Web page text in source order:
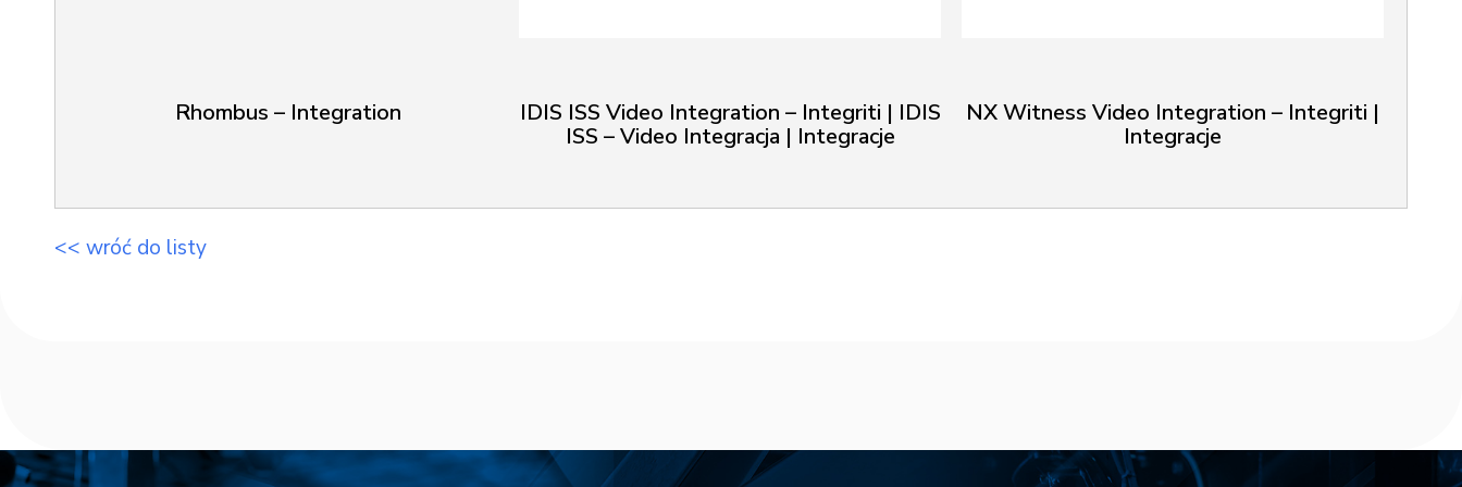
Rhombus – Integration
IDIS ISS Video Integration – Integriti | IDIS
ISS – Video Integracja | Integracje
NX Witness Video Integration – Integriti |
Integracje
<< wróć do listy